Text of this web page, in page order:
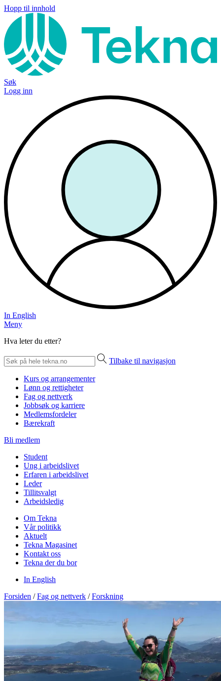
Hopp til innhold
Søk
Logg inn
In English
Meny
Hva leter du etter?
Tilbake til navigasjon
Kurs og arrangementer
Lønn og rettigheter
Fag og nettverk
Jobbsøk og karriere
Medlemsfordeler
Bærekraft
Bli medlem
Student
Ung i arbeidslivet
Erfaren i arbeidslivet
Leder
Tillitsvalgt
Arbeidsledig
Om Tekna
Vår politikk
Aktuelt
Tekna Magasinet
Kontakt oss
Tekna der du bor
In English
Forsiden / Fag og nettverk / Forskning